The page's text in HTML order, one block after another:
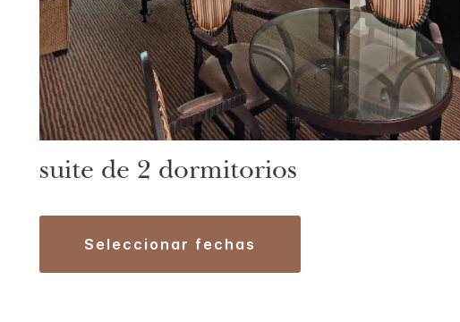
suite de 2 dormitorios
seleccionar fechas